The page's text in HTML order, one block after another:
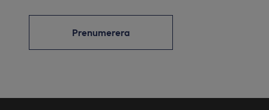
Prenumerera